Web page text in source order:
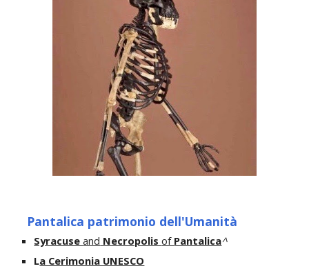
Pantalica patrimonio dell'Umanità
Syracuseand Necropolisof Pantalica^
La Cerimonia UNESCO